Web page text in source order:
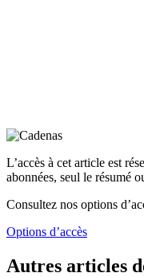
L’accès à cet article est
abonnées, seul le résumé
Consultez nos options
Options d’accès
Autres articles